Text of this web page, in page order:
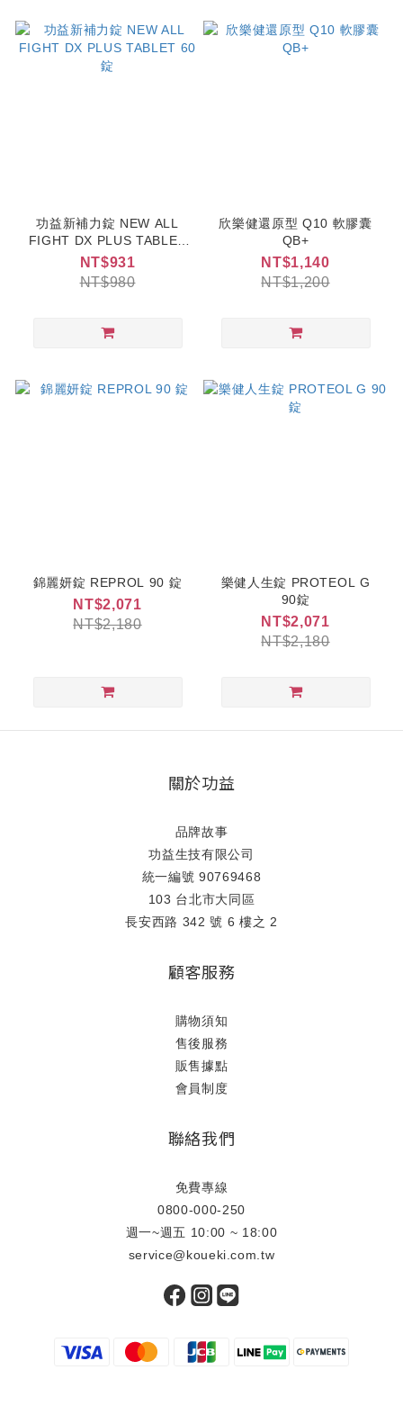
功益新補力錠 NEW ALL
FIGHT DX PLUS TABLET
60錠
NT$931
NT$980
欣樂健還原型 Q10 軟膠囊
QB+
NT$1,140
NT$1,200
錦麗妍錠 REPROL 90 錠
NT$2,071
NT$2,180
樂健人生錠 PROTEOL G
90錠
NT$2,071
NT$2,180
關於功益
品牌故事
功益生技有限公司
統一編號 90769468
103 台北市大同區
長安西路 342 號 6 樓之 2
顧客服務
購物須知
售後服務
販售據點
會員制度
聯絡我們
免費專線
0800-000-250
週一~週五 10:00 ~ 18:00
service@koueki.com.tw